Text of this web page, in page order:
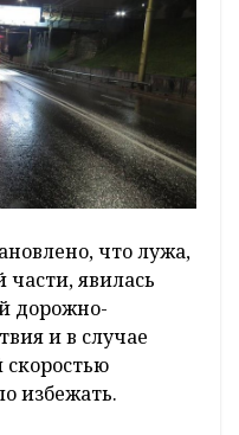
что лужа,
явилась
дорожно-
и в случае
избежать.